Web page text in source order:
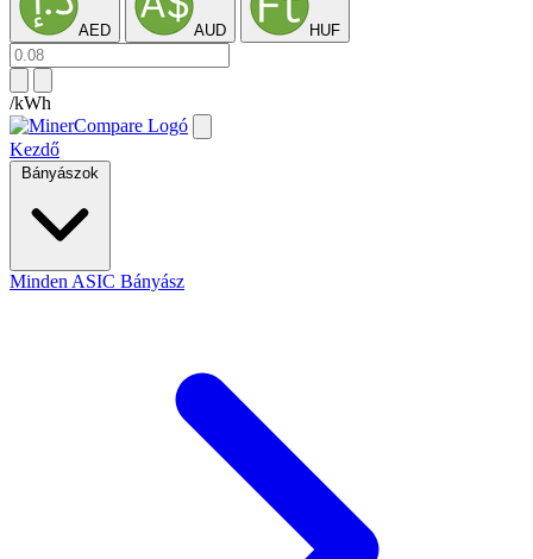
AED AUD HUF
/kWh
Kezdő
Bányászok
Minden ASIC Bányász